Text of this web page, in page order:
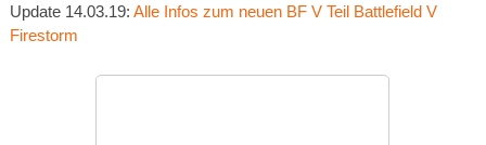
Update 14.03.19: Alle Infos zum neuen BF V Teil Battlefield V
Firestorm